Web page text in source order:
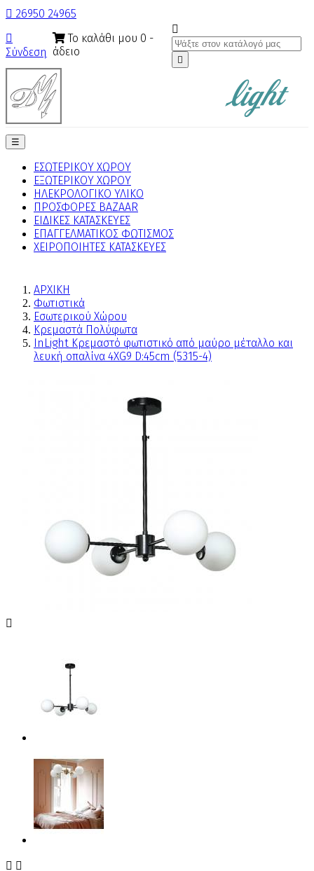
 26950 24965

Σύνδεση
Το καλάθι μου 0 -
άδειο


Toggle
navigation
☰
ΕΣΩΤΕΡΙΚΟΥ ΧΩΡΟΥ
ΕΞΩΤΕΡΙΚΟΥ ΧΩΡΟΥ
ΗΛΕΚΡΟΛΟΓΙΚΟ ΥΛΙΚΟ
ΠΡΟΣΦΟΡΕΣ BAZAAR
ΕΙΔΙΚΕΣ ΚΑΤΑΣΚΕΥΕΣ
ΕΠΑΓΓΕΛΜΑΤΙΚΟΣ ΦΩΤΙΣΜΟΣ
ΧΕΙΡΟΠΟΙΗΤΕΣ ΚΑΤΑΣΚΕΥΕΣ
ΑΡΧΙΚΗ
Φωτιστικά
Εσωτερικού Χώρου
Κρεμαστά Πολύφωτα
InLight Κρεμαστό φωτιστικό από μαύρο μέταλλο και
λευκή οπαλίνα 4XG9 D:45cm (5315-4)

 